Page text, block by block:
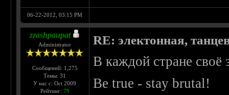
06-22-2012, 03:15 PM
zzashpaupat
Administrator
Сообщений: 1,275
Темы: 31
У нас с: Oct 2009
Рейтинг: 79
RE: электонная,
В каждой стране своё
Be true - stay brutal!